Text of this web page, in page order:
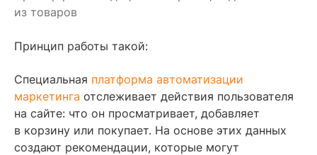
из товаров
Принцип работы такой:
Специальная платформа автоматизации
маркетинга отслеживает действия пользователя
на сайте: что он просматривает, добавляет
в корзину или покупает. На основе этих данных
создают рекомендации, которые могут